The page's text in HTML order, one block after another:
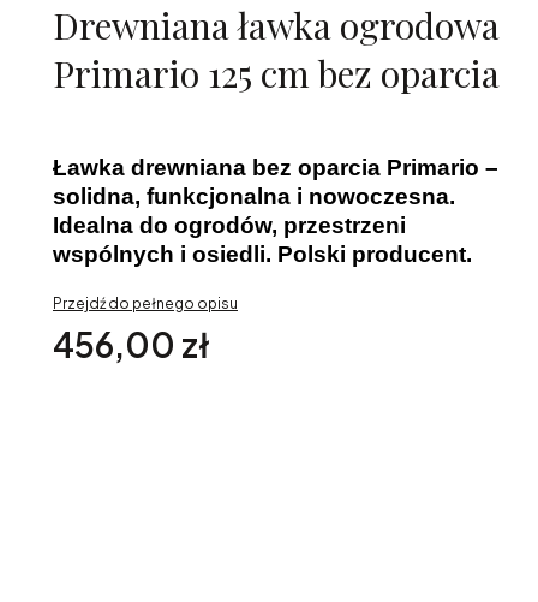
Drewniana ławka ogrodowa
Primario 125 cm bez oparcia
Ławka drewniana bez oparcia Primario –
solidna, funkcjonalna i nowoczesna.
Idealna do ogrodów, przestrzeni
wspólnych i osiedli. Polski producent.
Przejdź do pełnego opisu
Cena
456,00 zł